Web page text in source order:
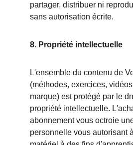
partager, distribuer ni
sans autorisation écrite.
8. Propriété intellectuelle
L'ensemble du contenu de
(méthodes, exercices,
marque) est protégé par le
propriété intellectuelle.
abonnement vous octroie
personnelle vous autorisant